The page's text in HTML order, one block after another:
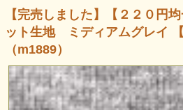
【完売しました】【２２０円
ット生地 ミディアムグレイ 【
（m1889）